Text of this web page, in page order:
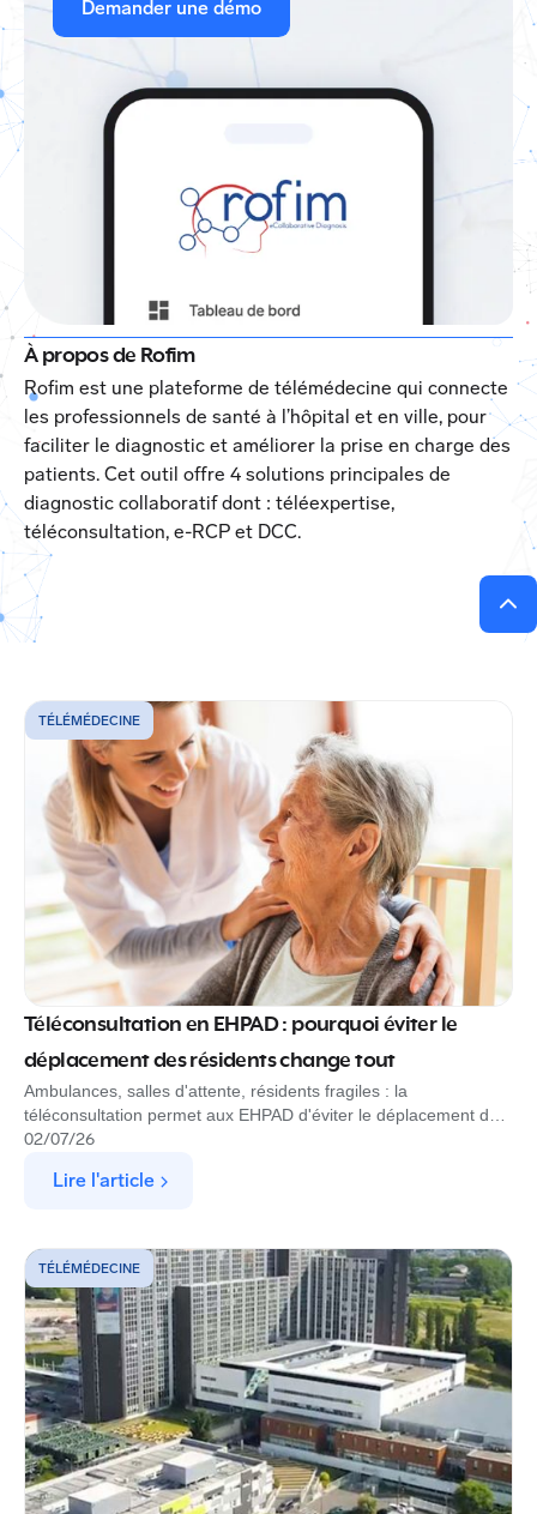
Demander une démo
À propos de Rofim
Rofim est une plateforme de télémédecine qui connecte
les professionnels de santé à l’hôpital et en ville, pour
faciliter le diagnostic et améliorer la prise en charge des
patients. Cet outil offre 4 solutions principales de
diagnostic collaboratif dont : téléexpertise,
téléconsultation, e-RCP et DCC.
TÉLÉMÉDECINE
Téléconsultation en EHPAD : pourquoi éviter le
déplacement des résidents change tout
Ambulances, salles d'attente, résidents fragiles : la
téléconsultation permet aux EHPAD d'éviter le déplacement des
résidents et sécurise le parcours de soin. Découvrez comment,
02/07/26
Lire l'article
TÉLÉMÉDECINE